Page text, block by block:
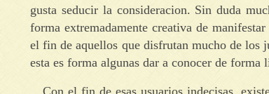
gusta seducir la consideracion. Sin duda
forma extremadamente creativa de
el fin de aquellos que disfrutan mucho de los
esta es forma algunas dar a conocer de forma
Con el fin de esas usuarios indecisas,